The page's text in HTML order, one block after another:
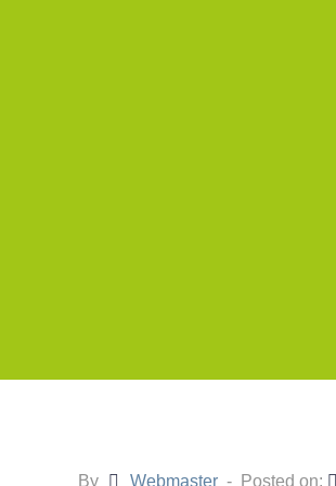
By Webmaster Posted on: